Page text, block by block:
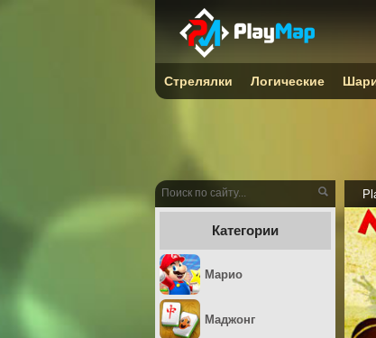
Категории
Марио
Маджонг
Стрелялки Логические